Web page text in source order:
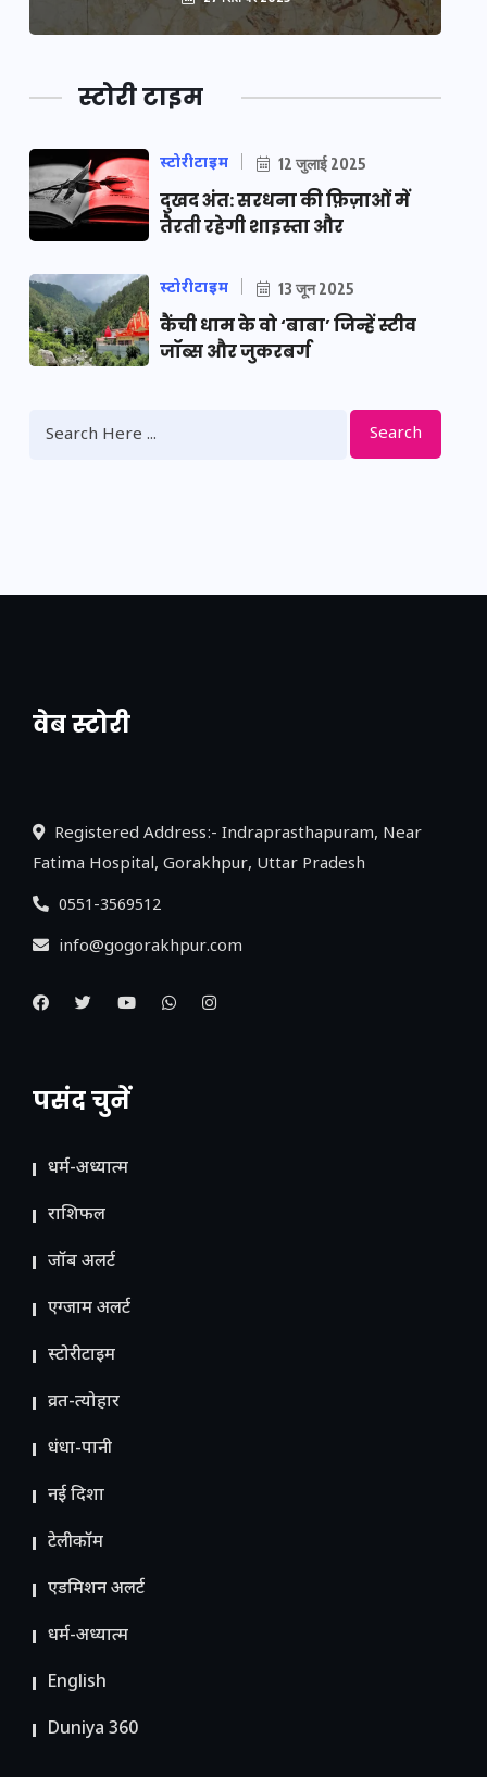
स्टोरी टाइम
स्टोरीटाइम 12 जुलाई 2025
दुखद अंत: सरधना की फ़िज़ाओं में
तैरती रहेगी शाइस्ता और
स्टोरीटाइम 13 जून 2025
कैंची धाम के वो ‘बाबा’ जिन्हें स्टीव
जॉब्स और जुकरबर्ग
Search
वेब स्टोरी
नया एक्सप्रेसवे: पूर्वांचल का लक, डेवलपमेंट का
Registered Address:- Indraprasthapuram, Near
Fatima Hospital, Gorakhpur, Uttar Pradesh
0551-3569512
info@gogorakhpur.com
पसंद चुनें
धर्म-अध्यात्म
राशिफल
जॉब अलर्ट
एग्जाम अलर्ट
स्टोरीटाइम
व्रत-त्योहार
धंधा-पानी
नई दिशा
टेलीकॉम
ए​डमिशन अलर्ट
धर्म-अध्यात्म
English
Duniya 360